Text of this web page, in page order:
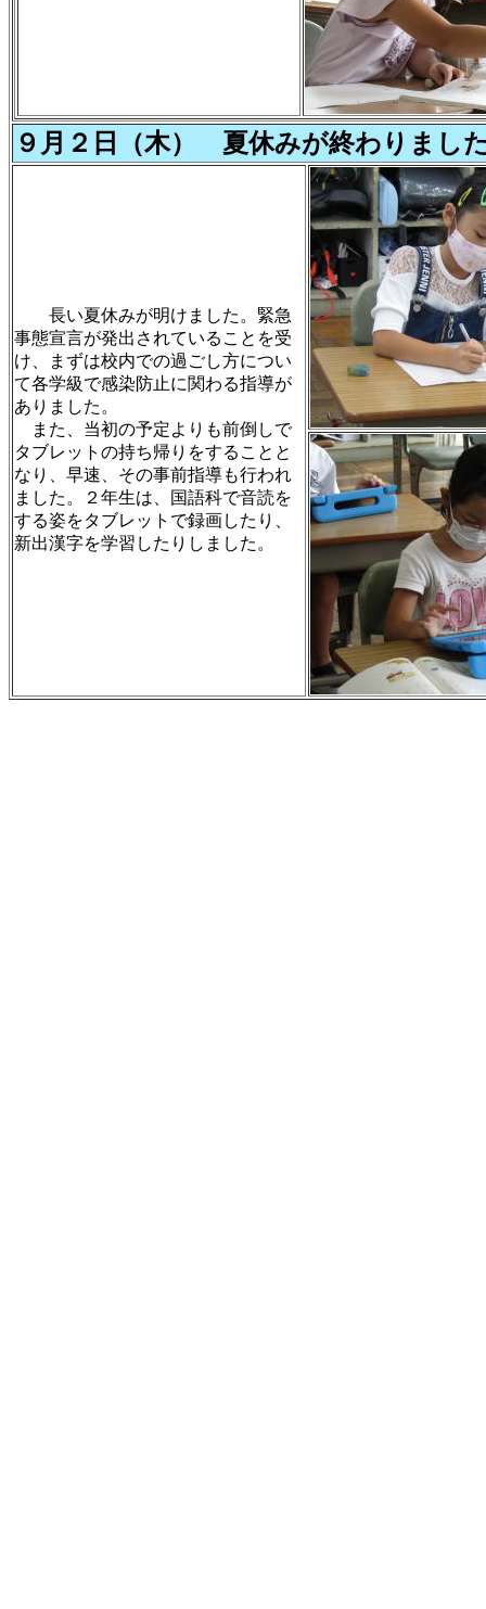
９月２日（木） 夏休みが終わりまし
長い夏休みが明けました。緊急
事態宣言が発出されていることを受
け、まずは校内での過ごし方につい
て各学級で感染防止に関わる指導が
ありました。
また、当初の予定よりも前倒しで
タブレットの持ち帰りをすることと
なり、早速、その事前指導も行われ
ました。２年生は、国語科で音読を
する姿をタブレットで録画したり、
新出漢字を学習したりしました。